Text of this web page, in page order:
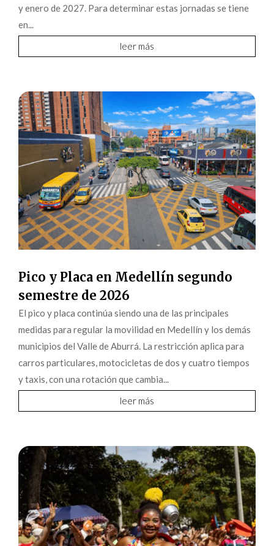
y enero de 2027. Para determinar estas jornadas se tiene
en...
leer más
Pico y Placa en Medellín segundo
semestre de 2026
El pico y placa continúa siendo una de las principales
medidas para regular la movilidad en Medellín y los demás
municipios del Valle de Aburrá. La restricción aplica para
carros particulares, motocicletas de dos y cuatro tiempos
y taxis, con una rotación que cambia...
leer más